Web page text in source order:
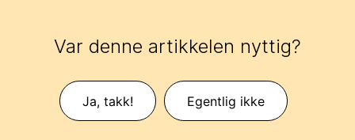
Var denne artikkelen nyttig?
Ja, takk! Egentlig ikke